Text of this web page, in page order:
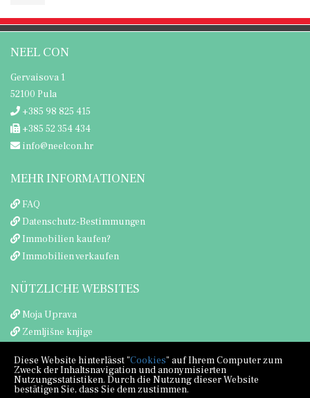
NEEL CON
Gervaisova 1
52100 Pula
+385 98 825 415
+385 52 354 434
info@neelcon.hr
MEHR INFORMATIONEN
FAQ
Datenschutz-Bestimmungen
Immobilien kaufen?
Immobilien verkaufen
NÜTZLICHE WEBSITES
Moja Uprava
Zemljišne knjige
Diese Website hinterlässt "Cookies" auf Ihrem Computer zum
Zweck der Inhaltsnavigation und anonymisierten
Nutzungsstatistiken. Durch die Nutzung dieser Website
bestätigen Sie, dass Sie dem zustimmen.